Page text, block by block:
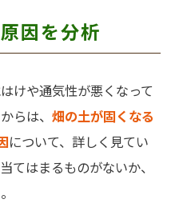
因を分析
けや通気性が悪くなって
らは、 畑の土が固くなる
について、詳しく見てい
てはまるものがないか、